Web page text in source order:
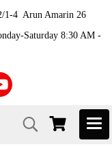
1-4 Arun Amarin 26
Saturday 8:30 AM -